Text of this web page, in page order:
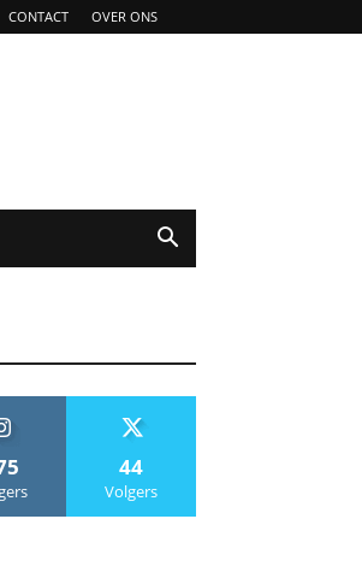
CONTACT OVER ONS
44
Volgers